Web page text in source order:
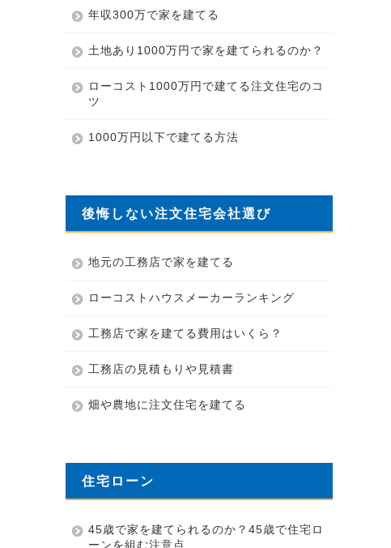
年収300万で家を建てる
土地あり1000万円で家を建てられるのか？
ローコスト1000万円で建てる注文住宅のコ
ツ
1000万円以下で建てる方法
後悔しない注文住宅会社選び
地元の工務店で家を建てる
ローコストハウスメーカーランキング
工務店で家を建てる費用はいくら？
工務店の見積もりや見積書
畑や農地に注文住宅を建てる
住宅ローン
45歳で家を建てられるのか？45歳で住宅ロ
ーンを組む注意点